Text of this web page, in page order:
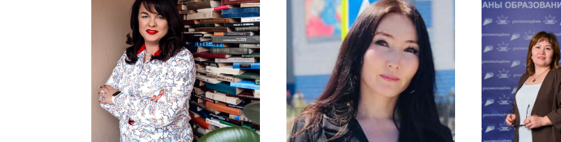
Алена
Самарцева
Финалист проекта - 2021
Финалист проекта - 2022
Финалист проекта - 2023,
Учитель. МБОУ «Школа №88
«Новинская»
Алена Чудина
Финалист проекта - 2022,
Директор по развитию
проектов. Сетевое издание
«Учительская Россия»
А. В.